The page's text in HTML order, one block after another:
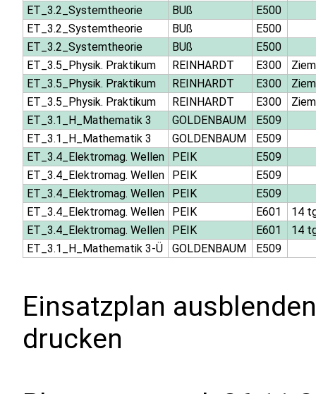
ET_3.2_Systemtheorie
BUß
E500
ET_3.2_Systemtheorie
BUß
E500
ET_3.2_Systemtheorie
BUß
E500
ET_3.5_Physik. Praktikum
REINHARDT E300
ET_3.5_Physik. Praktikum
REINHARDT E300
ET_3.5_Physik. Praktikum
REINHARDT E300
ET_3.1_H_Mathematik 3
GOLDENBAUM
E509
ET_3.1_H_Mathematik 3
GOLDENBAUM
E509
ET_3.4_Elektromag. Wellen
PEIK
E509
ET_3.4_Elektromag. Wellen
PEIK
E509
ET_3.4_Elektromag. Wellen
PEIK
E509
ET_3.4_Elektromag. Wellen
PEIK E601
14
ET_3.4_Elektromag. Wellen
PEIK E601
14
ET_3.1_H_Mathematik 3-Ü
GOLDENBAUM E509
Einsatzplan
drucken